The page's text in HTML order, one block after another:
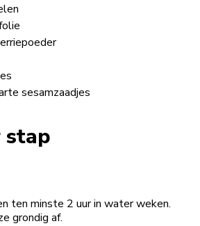
sesamzaadjes
stap
ten minste 2 uur in water weken.
grondig af.